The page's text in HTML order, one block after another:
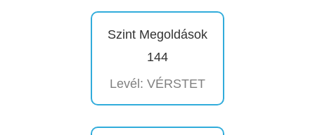
Szint Megoldások
144
Levél: VÉRSTET